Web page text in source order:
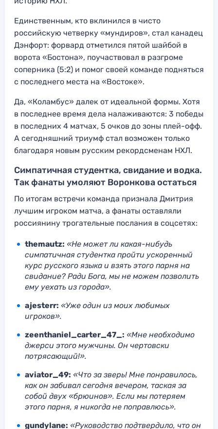
Единственным, кто вклинился в чисто
российскую четверку «мундиров», стал канадец
Дэнфорт: форвард отметился пятой шайбой в
ворота «Бостона», поучаствовал в разгроме
соперника (5:2) и помог своей команде подняться
с последнего места на «Востоке».
Да, «Коламбус» далек от идеальной формы. Хотя
в последнее время дела налаживаются: 3 победы
в последних 4 матчах, 5 очков до зоны плей-офф.
А сегодняшний триумф стал возможен только
благодаря новым русским рекордсменам НХЛ.
Симпатичная студентка, свидание и водка.
Так фанаты умоляют Воронкова остаться
По итогам встречи команда признала Дмитрия
лучшим игроком матча, а фанаты оставляли
россиянину трогательные послания в соцсетях:
themautz: «Не может ли какая-нибудь
симпатичная студентка пройти ускоренный
курс русского языка и взять этого парня на
свидание? Ради Бога, мы не можем позволить
ему уехать из города».
ajesterr: «Уже один из моих любимых
игроков».
zeenthaniel_carter_47_: «Мне необходимо
джерси этого мужчины. Он чертовски
потрясающий!».
aviator_49: «Что за зверь! Мне понравилось,
как он забивал сегодня вечером, таская за
собой двух «брюинов». Если мы потеряем
этого парня, я никогда не поправлюсь».
gundylane: «Руководство подтвердило, что он